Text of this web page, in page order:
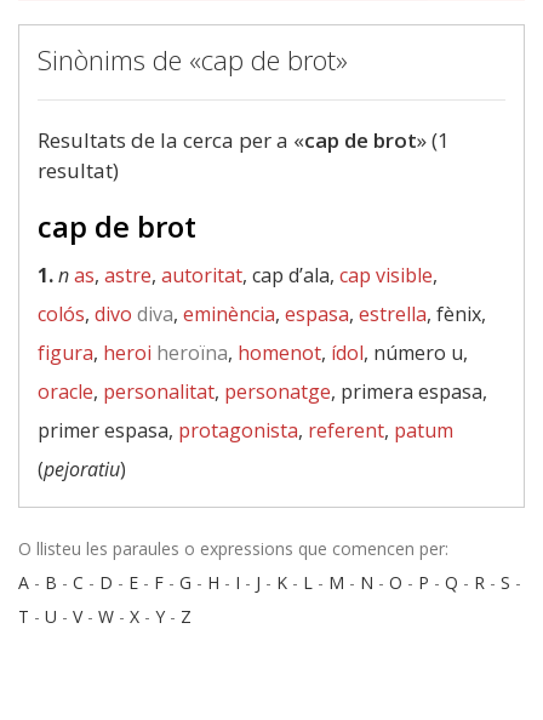
Sinònims de «cap de brot»
Resultats de la cerca per a «cap de brot» (1
resultat)
cap de brot
1.nas, astre, autoritat, cap d’ala, cap visible,
colós, divo diva, eminència, espasa, estrella, fènix,
figura, heroi heroïna, homenot, ídol, número u,
oracle, personalitat, personatge, primera espasa,
primer espasa, protagonista, referent, patum
(pejoratiu)
O llisteu les paraules o expressions que comencen per:
A - B - C - D - E - F - G - H - I - J - K - L - M - N - O - P - Q - R - S -
T - U - V- W - X - Y - Z